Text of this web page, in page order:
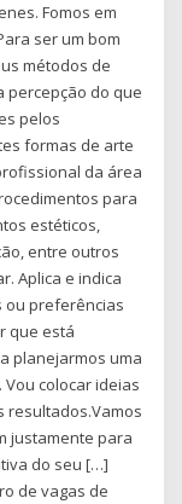
Fomos em
ser um bom
métodos de
percepção do que
pelos
formas de arte
da área
para
estéticos,
entre outros
Aplica e indica
ou preferências
que está
planejarmos uma
colocar ideias
resultados.Vamos
justamente para
do seu […]
de vagas de